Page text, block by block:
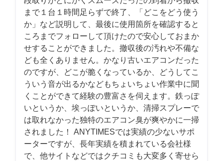
まで１台１時間足らずで終了、「どこをどう使う
か」など説明して、最後に使用箇所を確認すると
ころまでフォローして頂けたので安心しておまか
せすることができました。撤収後の汚れや不備な
ども全くありません。かなり古いエアコンだった
のですが、どこが脆くなっているか、どうしてこ
ういう音が出るかなどもちょいちょい作業中に聞
くことができて経験の豊富さを伺えます。鉄っぽ
いというか、埃っぽいというか、清掃スプレーで
は取れなかった独特のエアコン臭が爽やかに一掃
されました！ ANYTIMESでは実績の少ないサポ
ーターですが、長年実績を積まれている会社様
で、他サイトなどではクチコミも大変多く寄せら